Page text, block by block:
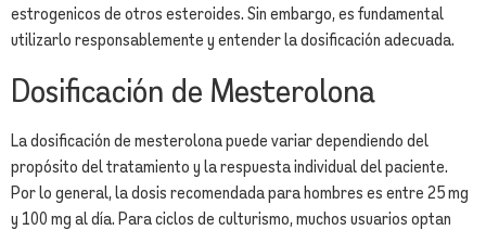
estrogenicos de otros esteroides. Sin embargo, es fundamental
utilizarlo responsablemente y entender la dosificación adecuada.
Dosificación de Mesterolona
La dosificación de mesterolona puede variar dependiendo del
propósito del tratamiento y la respuesta individual del paciente.
Por lo general, la dosis recomendada para hombres es entre 25 mg
y 100 mg al día. Para ciclos de culturismo, muchos usuarios optan